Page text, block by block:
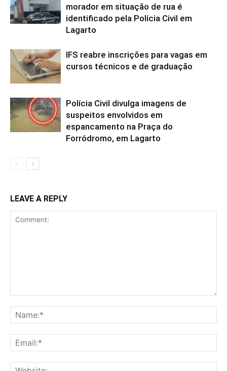
morador em situação de rua é
identificado pela Polícia Civil em
Lagarto
IFS reabre inscrições para vagas em
cursos técnicos e de graduação
Polícia Civil divulga imagens de
suspeitos envolvidos em
espancamento na Praça do
Forródromo, em Lagarto
LEAVE A REPLY